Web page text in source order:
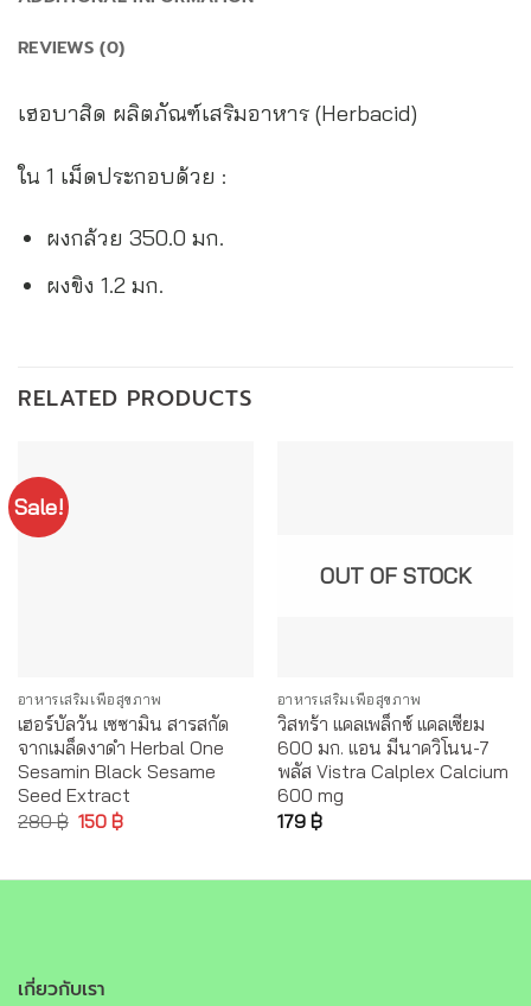
REVIEWS (0)
เฮอบาสิด ผลิตภัณฑ์เสริมอาหาร (Herbacid)
ใน 1 เม็ดประกอบด้วย :
ผงกล้วย 350.0 มก.
ผงขิง 1.2 มก.
RELATED PRODUCTS
Sale!
อาหารเสริมเพื่อสุขภาพ
เฮอร์บัลวัน เซซามิน สารสกัด
จากเมล็ดงาดำ Herbal One
Sesamin Black Sesame
Seed Extract
280฿ 150฿
OUT OF STOCK
อาหารเสริมเพื่อสุขภาพ
วิสทร้า แคลเพล็กซ์ แคลเซียม
600 มก. แอน มีนาควิโนน-7
พลัส Vistra Calplex Calcium
600 mg
179 ฿
เกี่ยวกับเรา